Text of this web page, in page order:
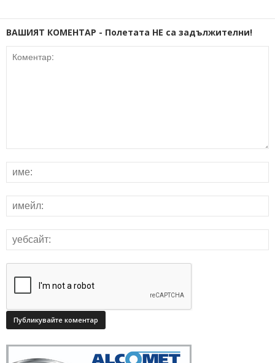
ВАШИЯТ КОМЕНТАР - Полетата НЕ са задължителни!